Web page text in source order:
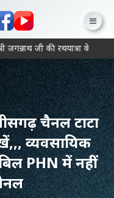
जी की रथयात्रा के साथ
चैनल टाटा
व्यवसायिक
PHN में नहीं